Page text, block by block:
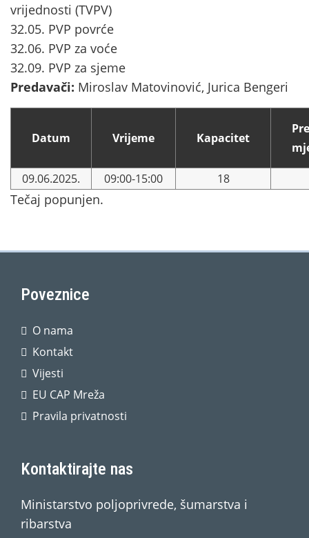
vrijednosti (TVPV)
32.05. PVP povrće
32.06. PVP za voće
32.09. PVP za sjeme
Predavači: Miroslav Matovinović, Jurica Bengeri
Datum Vrijeme Kapacitet
09.06.2025. 09:00-15:00 18
Tečaj popunjen.
Poveznice
O nama
Kontakt
Vijesti
EU CAP Mreža
Pravila privatnosti
Kontaktirajte nas
Ministarstvo poljoprivrede, šumarstva i
ribarstva